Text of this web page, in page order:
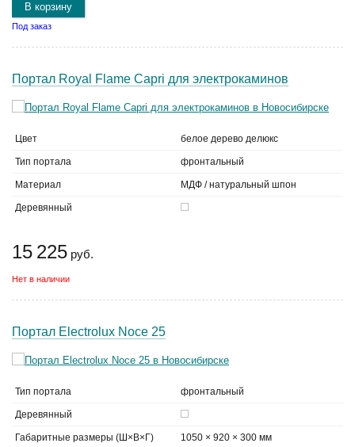
В корзину
Под заказ
Портал Royal Flame Capri для электрокаминов
Цвет белое дерево делюкс
Тип портала фронтальный
Материал МДФ / натуральный шпон
Деревянный
15 225 руб.
Нет в наличии
Портал Electrolux Noce 25
Тип портала фронтальный
Деревянный
Габаритные размеры (Ш×В×Г) 1050 × 920 × 300 мм